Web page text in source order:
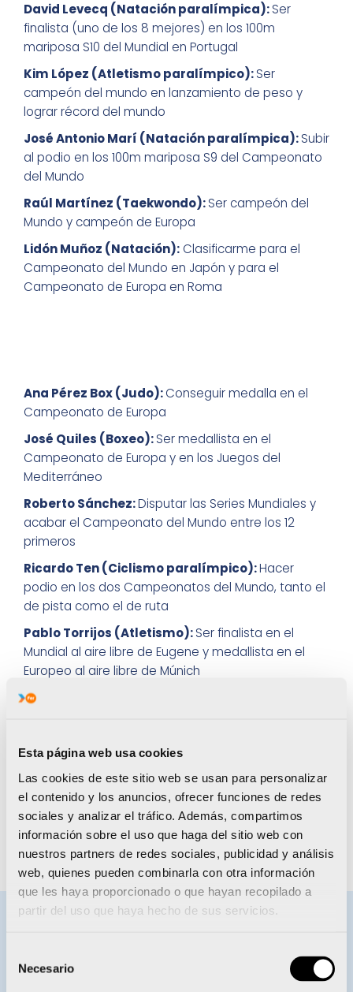
Esta página web usa cookies
Las cookies de este sitio web se usan para personalizar
el contenido y los anuncios, ofrecer funciones de redes
sociales y analizar el tráfico. Además, compartimos
información sobre el uso que haga del sitio web con
nuestros partners de redes sociales, publicidad y análisis
web, quienes pueden combinarla con otra información
que les haya proporcionado o que hayan recopilado a
partir del uso que haya hecho de sus servicios.
Necesario
David Levecq (Natación paralímpica):Ser
finalista (uno de los 8 mejores) en los 100m
mariposa S10 del Mundial en Portugal
Kim López (Atletismo paralímpico):Ser
campeón del mundo en lanzamiento de peso y
lograr récord del mundo
José Antonio Marí (Natación paralímpica):Subir
al podio en los 100m mariposa S9 del Campeonato
del Mundo
Raúl Martínez (Taekwondo):Ser campeón del
Mundo y campeón de Europa
Lidón Muñoz (Natación): Clasificarme para el
Campeonato del Mundo en Japón y para el
Campeonato de Europa en Roma
Ana Pérez Box (Judo):Conseguir medalla en el
Campeonato de Europa
José Quiles (Boxeo):Ser medallista en el
Campeonato de Europa y en los Juegos del
Mediterráneo
Roberto Sánchez:Disputar las Series Mundiales y
acabar el Campeonato del Mundo entre los 12
primeros
Ricardo Ten (Ciclismo paralímpico):Hacer
podio en los dos Campeonatos del Mundo, tanto el
de pista como el de ruta
Pablo Torrijos (Atletismo):Ser finalista en el
Mundial al aire libre de Eugene y medallista en el
Europeo al aire libre de Múnich
Jorge Ureña (Atletismo):
Silvia Navarro y Lara González y Paula Arcos
(Balonmano):Luchar por el podio en el
Campeonato de Europa
Lola Riera (Hockey hierba):
Ganar la liga con el
Spv Complutense de Madrid